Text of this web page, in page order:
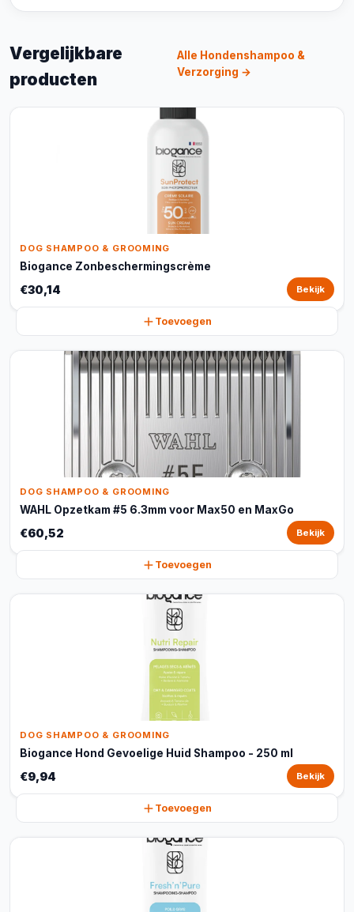
Vergelijkbare
producten
Alle Hondenshampoo &
Verzorging →
DOG SHAMPOO & GROOMING
Biogance Zonbeschermingscrème
€30,14 Bekijk
Toevoegen
DOG SHAMPOO & GROOMING
WAHL Opzetkam #5 6.3mm voor Max50 en MaxGo
€60,52 Bekijk
Toevoegen
DOG SHAMPOO & GROOMING
Biogance Hond Gevoelige Huid Shampoo - 250 ml
€9,94 Bekijk
Toevoegen